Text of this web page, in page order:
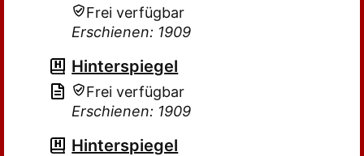
Frei verfügbar
Erschienen: 1909
Hinterspiegel
Frei verfügbar
Erschienen: 1909
Hinterspiegel